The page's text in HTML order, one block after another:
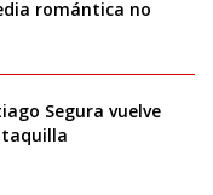
romántica no
Segura vuelve
taquilla